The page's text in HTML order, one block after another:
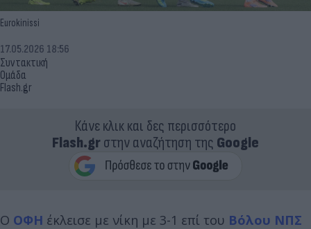
Eurokinissi
Συντακτική
Ομάδα
Flash.gr
17.05.2026 18:56
Κάνε κλικ και δες περισσότερο
Flash.grστην αναζήτηση της Google
Ο ΟΦΗ έκλεισε με νίκη με 3-1 επί του Βόλου ΝΠΣ